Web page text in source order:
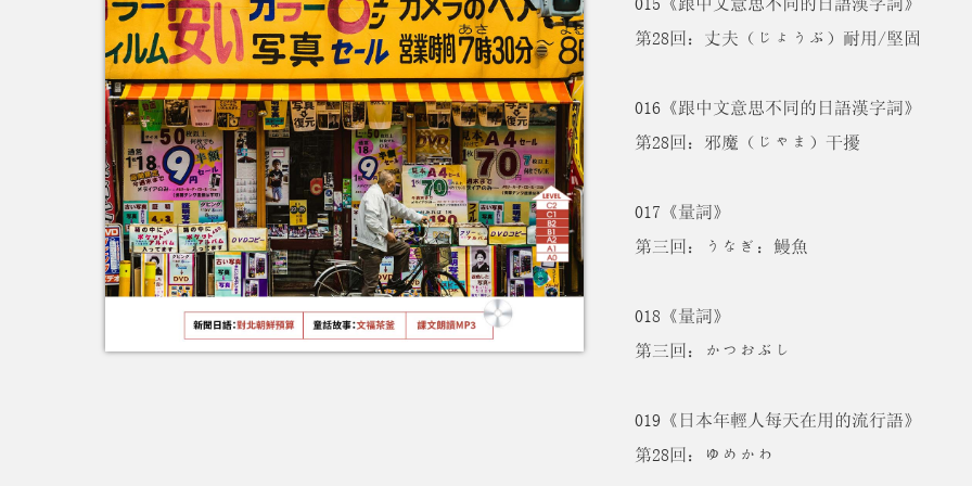
第28回：丈夫（じょうぶ）耐用/堅固
016《跟中文意思不同的日語漢字詞》
第28回：邪魔（じゃま）干擾
017《量詞》
第三回：うなぎ：鰻魚
018《量詞》
第三回：かつおぶし
019《日本年輕人每天在用的流行語》
第28回：ゆめかわ